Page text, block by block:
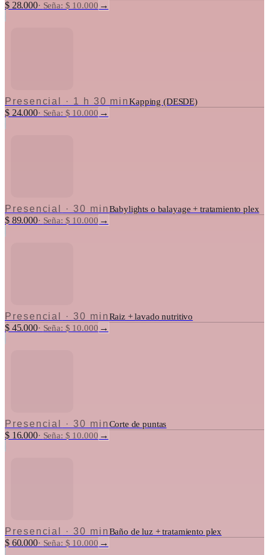
$ 28.000· Seña: $ 10.000 →
Presencial · 1 h 30 minKapping (DESDE)
$ 24.000· Seña: $ 10.000 →
Presencial · 30 minBabylights o balayage + tratamiento plex
$ 89.000· Seña: $ 10.000 →
Presencial · 30 minRaiz + lavado nutritivo
$ 45.000· Seña: $ 10.000 →
Presencial · 30 minCorte de puntas
$ 16.000· Seña: $ 10.000 →
Presencial · 30 minBaño de luz + tratamiento plex
$ 60.000· Seña: $ 10.000 →